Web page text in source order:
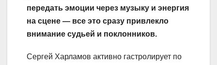
передать эмоции через музыку и энергия
на сцене — все это сразу привлекло
внимание судьей и поклонников.
Сергей Харламов активно гастролирует по